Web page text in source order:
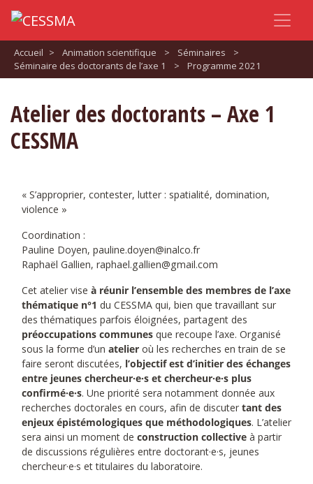
Accueil > Animation scientifique > Séminaires
>
Séminaire des doctorants de l’axe 1
> Programme 2021
Atelier des doctorants – Axe 1
CESSMA
« S’approprier, contester, lutter : spatialité, domination,
violence »
Coordination :
Pauline Doyen, pauline.doyen@inalco.fr
Raphaël Gallien, raphael.gallien@gmail.com
Cet atelier vise à réunir l’ensemble des membres de l’axe
thématique n°1 du CESSMA qui, bien que travaillant sur
des thématiques parfois éloignées, partagent des
préoccupations communes que recoupe l’axe. Organisé
sous la forme d’un atelier où les recherches en train de se
faire seront discutées, l’objectif est d’initier des échanges
entre jeunes chercheur·e·s et chercheur·e·s plus
confirmé·e·s. Une priorité sera notamment donnée aux
recherches doctorales en cours, afin de discutertant des
enjeux épistémologiques que méthodologiques. L’atelier
sera ainsi un moment de construction collective à partir
de discussions régulières entre doctorant·e·s, jeunes
chercheur·e·s et titulaires du laboratoire.